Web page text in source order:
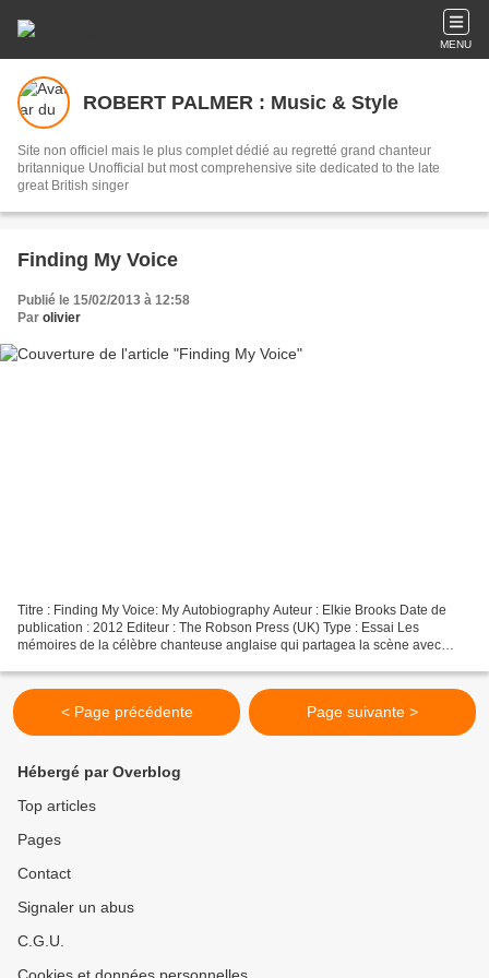
MENU
ROBERT PALMER : Music & Style
Site non officiel mais le plus complet dédié au regretté grand chanteur
britannique Unofficial but most comprehensive site dedicated to the late
great British singer
Finding My Voice
Publié le 15/02/2013 à 12:58
Par olivier
Titre : Finding My Voice: My Autobiography Auteur : Elkie Brooks Date de
publication : 2012 Editeur : The Robson Press (UK) Type : Essai Les
mémoires de la célèbre chanteuse anglaise qui partagea la scène avec
< Page précédente Page suivante >
Hébergé par Overblog
Top articles
Pages
Contact
Signaler un abus
C.G.U.